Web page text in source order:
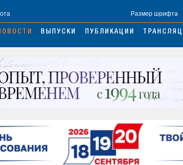
Размер шрифта
ВЫПУСКИ ПУБЛИКАЦИИ